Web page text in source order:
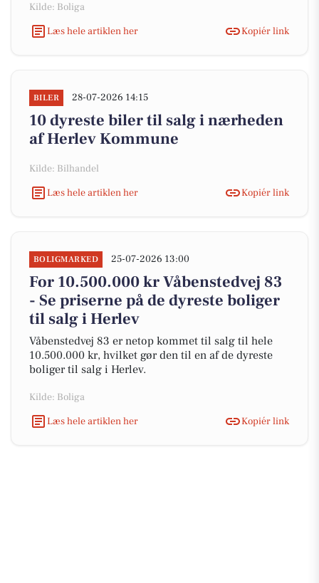
Kilde: Boliga
Læs hele artiklen her
Kopiér link
BILER 28-07-2026 14:15
10 dyreste biler til salg i nærheden
af Herlev Kommune
Kilde: Bilhandel
Læs hele artiklen her
Kopiér link
BOLIGMARKED 25-07-2026 13:00
For 10.500.000 kr Våbenstedvej 83
- Se priserne på de dyreste boliger
til salg i Herlev
Våbenstedvej 83 er netop kommet til salg til hele
10.500.000 kr, hvilket gør den til en af de dyreste
boliger til salg i Herlev.
Kilde: Boliga
Læs hele artiklen her
Kopiér link